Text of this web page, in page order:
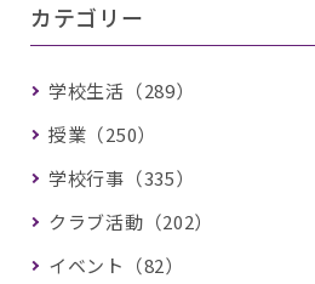
カテゴリー
学校生活（289）
授業（250）
学校行事（335）
クラブ活動（202）
イベント（82）